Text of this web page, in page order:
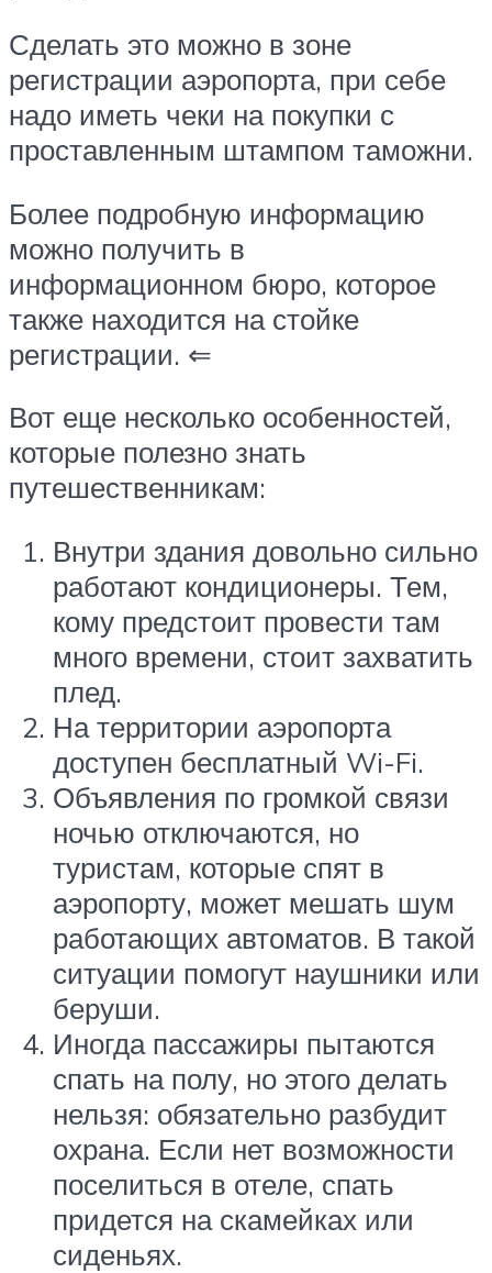
Сделать это можно в зоне
регистрации аэропорта, при себе
надо иметь чеки на покупки с
проставленным штампом таможни.
Более подробную информацию
можно получить в
информационном бюро, которое
также находится на стойке
регистрации. ⇐
Вот еще несколько особенностей,
которые полезно знать
путешественникам:
Внутри здания довольно сильно
работают кондиционеры. Тем,
кому предстоит провести там
много времени, стоит захватить
плед.
На территории аэропорта
доступен бесплатный Wi-Fi.
Объявления по громкой связи
ночью отключаются, но
туристам, которые спят в
аэропорту, может мешать шум
работающих автоматов. В такой
ситуации помогут наушники или
беруши.
Иногда пассажиры пытаются
спать на полу, но этого делать
нельзя: обязательно разбудит
охрана. Если нет возможности
поселиться в отеле, спать
придется на скамейках или
сиденьях.